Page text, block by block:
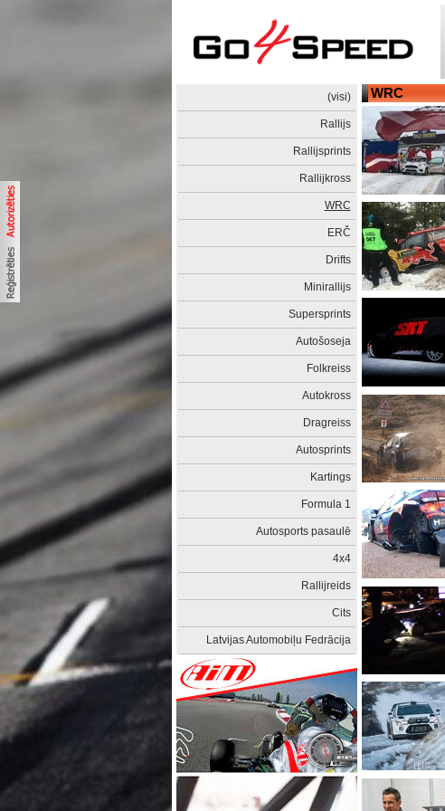
(visi)
Rallijs
Rallijsprints
Rallijkross
WRC
ERČ
Drifts
Minirallijs
Supersprints
Autošoseja
Folkreiss
Autokross
Dragreiss
Autosprints
Kartings
Formula 1
Autosports pasaulē
4x4
Rallijreids
Cits
Latvijas Automobiļu Fedrācija
WRC